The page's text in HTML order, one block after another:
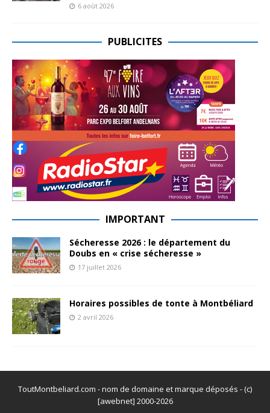
6 août 2026
PUBLICITES
IMPORTANT
Sécheresse 2026 : le département du
Doubs en « crise sécheresse »
17 juillet 2026
Horaires possibles de tonte à Montbéliard
2 avril 2026
ToutMontbeliard.com - nom de domaine et marque déposés - (c)
[awebnet] 2000-2026